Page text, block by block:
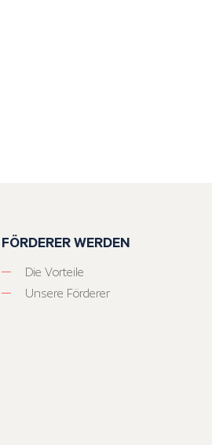
FÖRDERER WERDEN
Die Vorteile
Unsere Förderer